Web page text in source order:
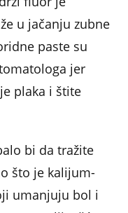
u jačanju zubne
paste su
jer
plaka i štite
bi da tražite
što je kalijum-
umanjuju bol i